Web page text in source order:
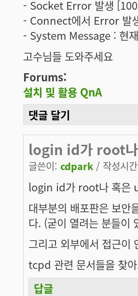
- Socket Error 발생
- Connect에서 Error 발
- System Message : 현
고수님들 도와주세요
Forums:
설치 및 활용 QnA
댓글 달기
login id가 root나
글쓴이: cdpark / 작성시
login id가 root나 혹은
대부분의 배포판은 보
다. (굳이 열려는 분들이
그리고 외부에서 접근
tcpd 관련 문서들을 찾
답글